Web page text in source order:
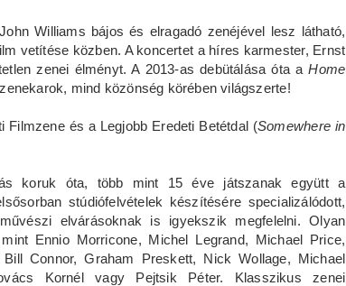
Williams bájos és elragadó zenéjével lesz látható,
vetítése közben. A koncertet a híres karmester, Ernst
zenei élményt. A 2013-as debütálása óta aHome
mind közönség körében világszerte!
és a Legjobb Eredeti Betétdal (Somewhere in
koruk óta, több mint 15 éve játszanak együtt a
stúdiófelvételek készítésére specializálódott,
elvárásoknak is igyekszik megfelelni. Olyan
Ennio Morricone, Michel Legrand, Michael Price,
Connor, Graham Preskett, Nick Wollage, Michael
Kornél vagy Pejtsik Péter. Klasszikus zenei